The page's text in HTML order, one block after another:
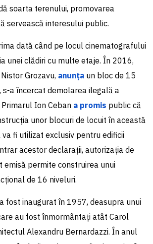
soarta terenului, promovarea
servească interesului public.
dată când pe locul cinematografului
unei clădiri cu multe etaje. În 2016,
Grozavu, anunța un bloc de 15
a încercat demolarea ilegală a
Ion Ceban a promis public că
unor blocuri de locuit în această
va fi utilizat exclusiv pentru edificii
acestor declarații, autorizația de
emisă permite construirea unui
de 16 niveluri.
a fost inaugurat în 1957, deasupra unui
au fost înmormântați atât Carol
Alexandru Bernardazzi. În anul